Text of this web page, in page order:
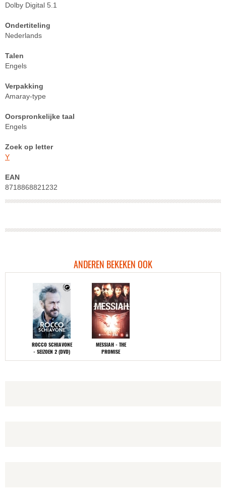
Dolby Digital 5.1
Ondertiteling
Nederlands
Talen
Engels
Verpakking
Amaray-type
Oorspronkelijke taal
Engels
Zoek op letter
Y
EAN
8718868821232
ANDEREN BEKEKEN OOK
ROCCO SCHIAVONE
- SEIZOEN 2 (DVD)
MESSIAH - THE
PROMISE